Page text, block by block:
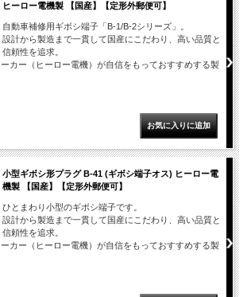
ヒーロー電機製 【国産】【定形外郵便可】
自動車補修用ギボシ端子「B-1/B-2シリーズ」。
設計から製造まで一貫して国産にこだわり、高い品質と
信頼性を追求。
カー（ヒーロー電機）が自信をもっておすすめする製
小型ギボシ形プラグ B-41 (ギボシ端子オス) ヒーロー電
機製 【国産】【定形外郵便可】
ひとまわり小型のギボシ端子です。
設計から製造まで一貫して国産にこだわり、高い品質と
信頼性を追求。
カー（ヒーロー電機）が自信をもっておすすめする製